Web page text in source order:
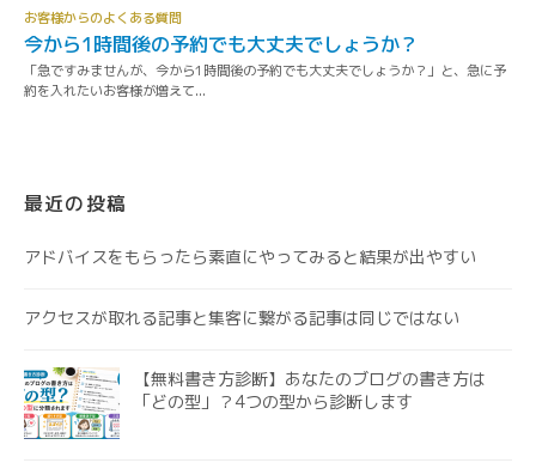
最近の投稿
アドバイスをもらったら素直にやってみると結果が出やすい
アクセスが取れる記事と集客に繋がる記事は同じではない
【無料書き方診断】あなたのブログの書き方は
「どの型」？4つの型から診断します